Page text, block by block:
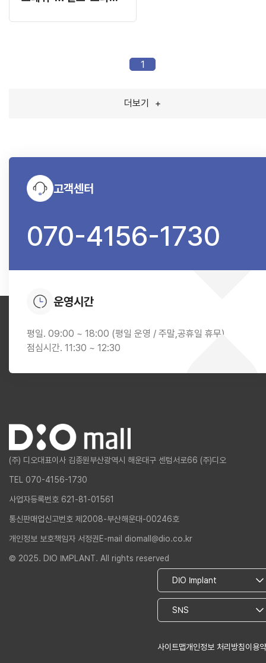
1
더보기 +
고객센터
070-4156-1730
운영시간
평일. 09:00 ~ 18:00 (평일 운영 / 주말,공휴일 휴무)
점심시간. 11:30 ~ 12:30
(주) 디오대표이사 김종원부산광역시 해운대구 센텀서로66 (주)디오
TEL 070-4156-1730
사업자등록번호 621-81-01561
통신판매업신고번호 제2008-부산해운대-00246호
개인정보 보호책임자 서정권 E-mail diomall@dio.co.kr
© 2025. DIO IMPLANT. All rights reserved
사이트맵개인정보 처리방침이용